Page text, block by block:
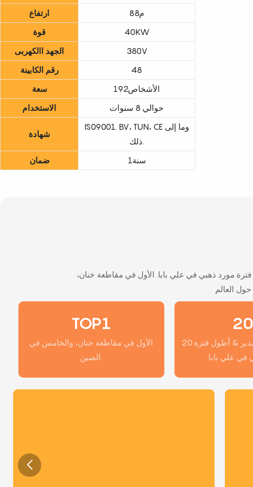
ارتفاع
م88
قوة
40KW
الجهد االكهربى
380V
رقم الكابينة
48
سعة
الأشخاص192
الاستخدام
حوالي 8 سنوات
شهادة
IS09001. BV، TUN، CE وما إلى
ذلك.
ضمان
سنة1
20 عامًا من تاريخ التصدير & أطول فترة مورد ذهبي في علي بابا. الأول في مقاطعة خنان،
TOP1
الأول في مقاطعة خنان، والخامس في
الصين.
20 عامًا من تاريخ التصدير & أطول فترة